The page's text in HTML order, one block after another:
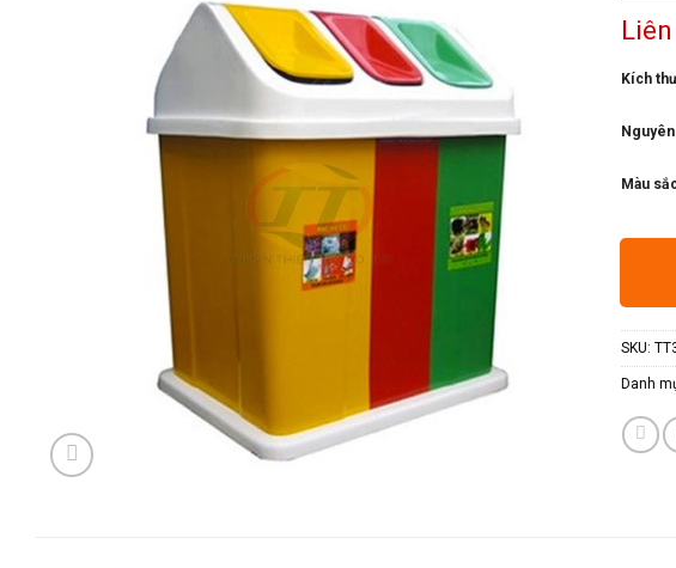
Kích
Màu
SKU:
Danh